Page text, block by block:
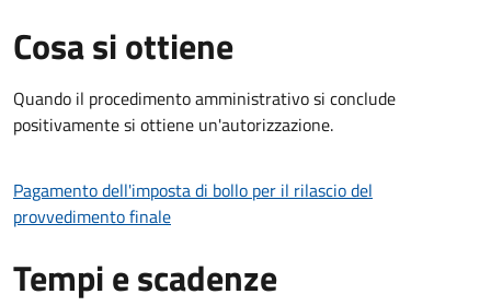
Cosa si ottiene
Quando il procedimento amministrativo si conclude
positivamente si ottiene un'autorizzazione.
Pagamento dell'imposta di bollo per il rilascio del
provvedimento finale
Tempi e scadenze